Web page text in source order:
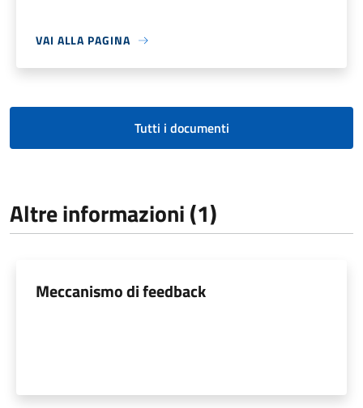
VAI ALLA PAGINA
Tutti i documenti
Altre informazioni (1)
Meccanismo di feedback